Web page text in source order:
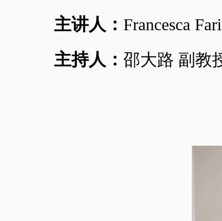
主讲人： Francesca
主持人： 邵大路 副教